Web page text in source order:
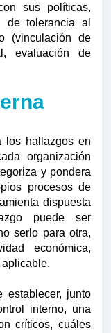
sus políticas,
de tolerancia al
(vinculación de
evaluación de
los hallazgos en
organización
y pondera
procesos de
dispuesta
puede ser
serlo para otra,
económica,
establecer, junto
interno, una
críticos, cuáles